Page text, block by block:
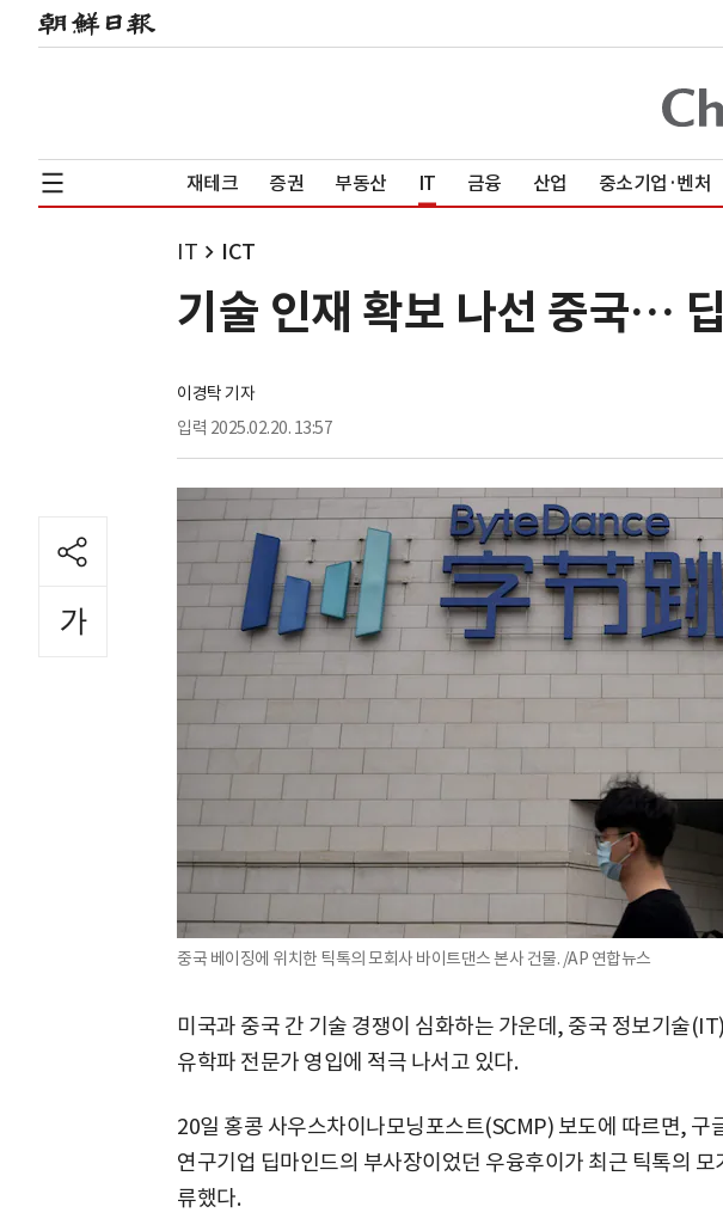
재테크 증권 부동산 IT 금융 산업 중소기업·벤처
IT ICT
기술 인재 확보 나선 중국…
이경탁 기자
입력 2025.02.20. 13:57
중국 베이징에 위치한 틱톡의 모회사 바이트댄스 본사 건물. /AP 연합뉴스
미국과 중국 간 기술 경쟁이 심화하는 가운데, 중국 정보기술
유학파 전문가 영입에 적극 나서고 있다.
20일 홍콩 사우스차이나모닝포스트(SCMP) 보도에 따르면, 구
연구기업 딥마인드의 부사장이었던 우융후이가 최근 틱톡의
류했다.